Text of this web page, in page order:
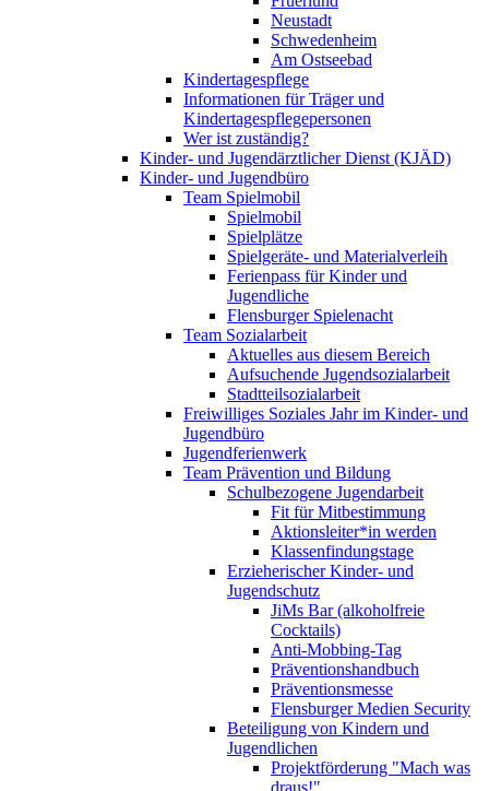
Neustadt
Schwedenheim
Am Ostseebad
Kindertagespflege
Informationen für Träger und
Kindertagespflegepersonen
Wer ist zuständig?
Kinder- und Jugendärztlicher Dienst (KJÄD)
Kinder- und Jugendbüro
Team Spielmobil
Spielmobil
Spielplätze
Spielgeräte- und Materialverleih
Ferienpass für Kinder und
Jugendliche
Flensburger Spielenacht
Team Sozialarbeit
Aktuelles aus diesem Bereich
Aufsuchende Jugendsozialarbeit
Stadtteilsozialarbeit
Freiwilliges Soziales Jahr im Kinder- und
Jugendbüro
Jugendferienwerk
Team Prävention und Bildung
Schulbezogene Jugendarbeit
Fit für Mitbestimmung
Aktionsleiter*in werden
Klassenfindungstage
Erzieherischer Kinder- und
Jugendschutz
JiMs Bar (alkoholfreie
Cocktails)
Anti-Mobbing-Tag
Präventionshandbuch
Präventionsmesse
Flensburger Medien Security
Beteiligung von Kindern und
Jugendlichen
Projektförderung "Mach was
draus!"